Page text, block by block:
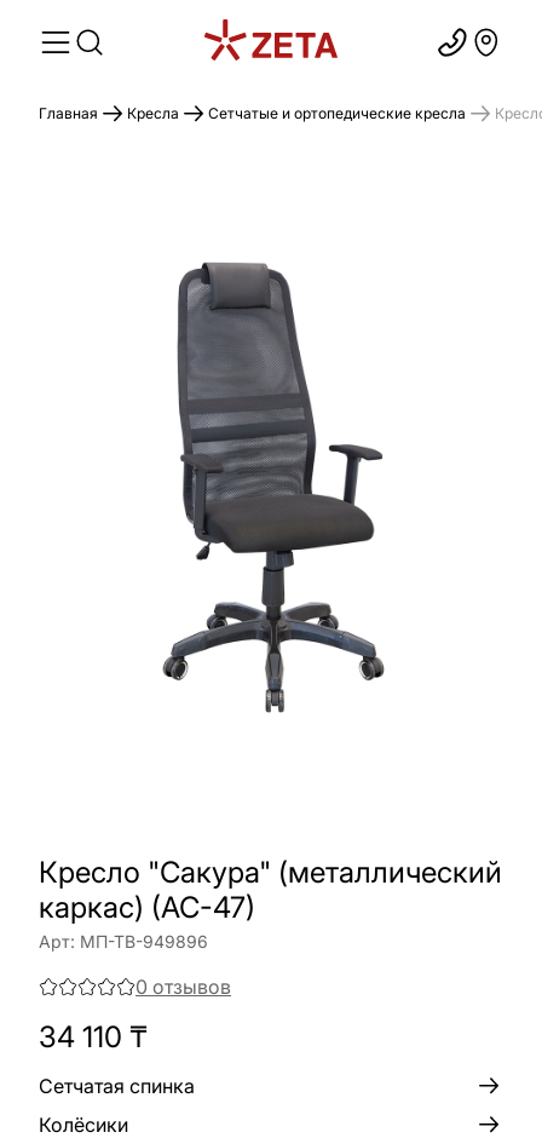
Главная Кресла Сетчатые и ортопедические кресла
Кресло "Сакура" (металлический
каркас) (АС-47)
Арт: МП-ТВ-949896
0 отзывов
34 110 ₸
Сетчатая спинка
Колёсики